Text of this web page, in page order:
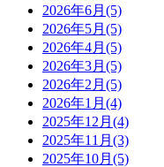
2026年6月(5)
2026年5月(5)
2026年4月(5)
2026年3月(5)
2026年2月(5)
2026年1月(4)
2025年12月(4)
2025年11月(3)
2025年10月(5)